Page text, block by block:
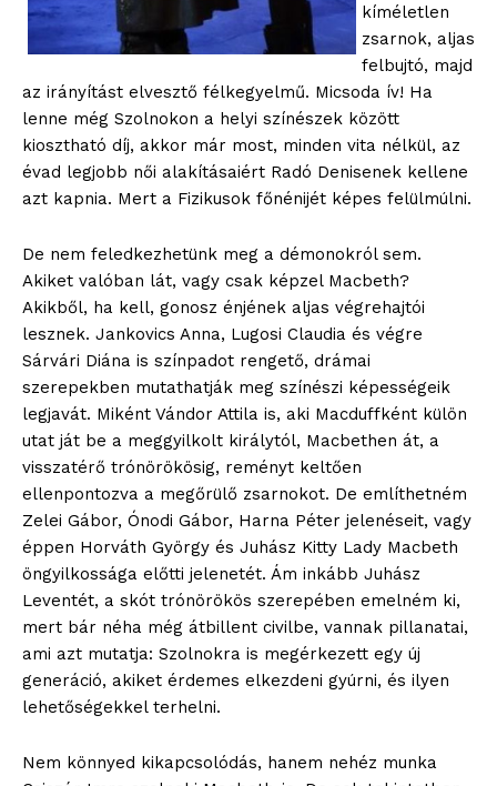
blogSZOLNOK
kíméletlen
zsarnok, aljas
felbujtó, majd
az irányítást elvesztő félkegyelmű. Micsoda ív! Ha
lenne még Szolnokon a helyi színészek között
kiosztható díj, akkor már most, minden vita nélkül, az
évad legjobb női alakításaiért Radó Denisenek kellene
azt kapnia. Mert a Fizikusok főnénijét képes felülmúlni.
De nem feledkezhetünk meg a démonokról sem.
Akiket valóban lát, vagy csak képzel Macbeth?
Akikből, ha kell, gonosz énjének aljas végrehajtói
lesznek. Jankovics Anna, Lugosi Claudia és végre
Sárvári Diána is színpadot rengető, drámai
szerepekben mutathatják meg színészi képességeik
legjavát. Miként Vándor Attila is, aki Macduffként külön
utat ját be a meggyilkolt királytól, Macbethen át, a
visszatérő trónörökösig, reményt keltően
ellenpontozva a megőrülő zsarnokot. De említhetném
Zelei Gábor, Ónodi Gábor, Harna Péter jelenéseit, vagy
éppen Horváth György és Juhász Kitty Lady Macbeth
öngyilkossága előtti jelenetét. Ám inkább Juhász
Leventét, a skót trónörökös szerepében emelném ki,
mert bár néha még átbillent civilbe, vannak pillanatai,
ami azt mutatja: Szolnokra is megérkezett egy új
generáció, akiket érdemes elkezdeni gyúrni, és ilyen
lehetőségekkel terhelni.
Nem könnyed kikapcsolódás, hanem nehéz munka